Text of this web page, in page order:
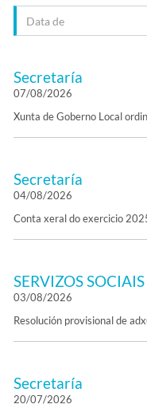
Secretaría
07/08/2026
Xunta de Goberno Local
Secretaría
04/08/2026
Conta xeral do exercicio
SERVIZOS SOCIAIS
03/08/2026
Resolución provisional de
Secretaría
20/07/2026